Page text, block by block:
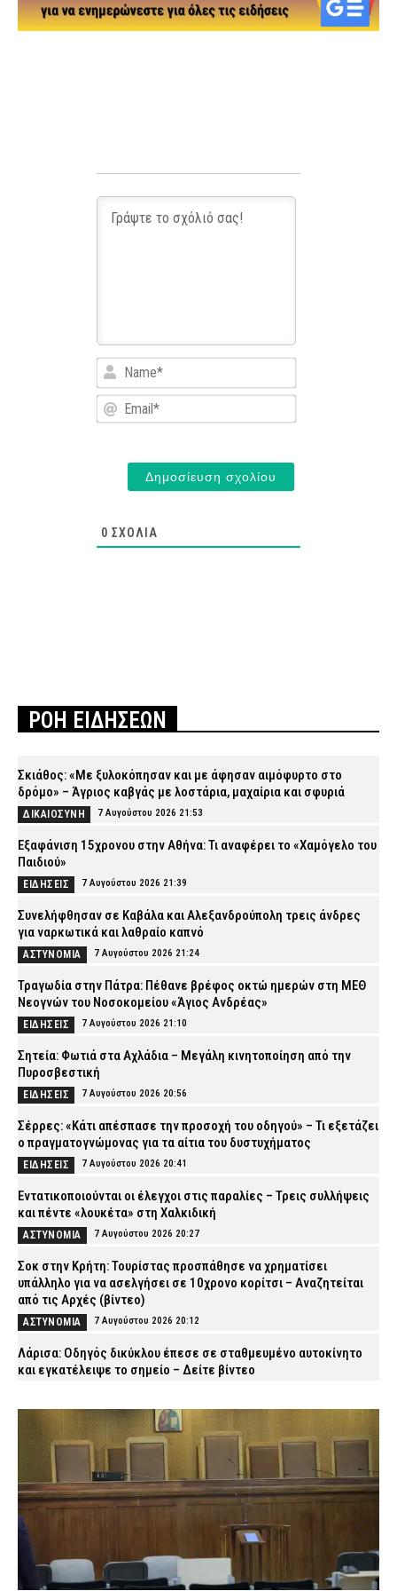
Name*
Email*
0 ΣΧΌΛΙΑ
ΡΟΗ ΕΙΔΗΣΕΩΝ
Σκιάθος: «Με ξυλοκόπησαν και με άφησαν αιμόφυρτο στο
δρόμο» – Άγριος καβγάς με λοστάρια, μαχαίρια και σφυριά
ΔΙΚΑΙΟΣΥΝΗ 7 Αυγούστου 2026 21:53
Εξαφάνιση 15χρονου στην Αθήνα: Τι αναφέρει το «Χαμόγελο του
Παιδιού»
ΕΙΔΗΣΕΙΣ 7 Αυγούστου 2026 21:39
Συνελήφθησαν σε Καβάλα και Αλεξανδρούπολη τρεις άνδρες
για ναρκωτικά και λαθραίο καπνό
ΑΣΤΥΝΟΜΙΑ 7 Αυγούστου 2026 21:24
Τραγωδία στην Πάτρα: Πέθανε βρέφος οκτώ ημερών στη ΜΕΘ
Νεογνών του Νοσοκομείου «Άγιος Ανδρέας»
ΕΙΔΗΣΕΙΣ 7 Αυγούστου 2026 21:10
Σητεία: Φωτιά στα Αχλάδια – Μεγάλη κινητοποίηση από την
Πυροσβεστική
ΕΙΔΗΣΕΙΣ 7 Αυγούστου 2026 20:56
Σέρρες: «Κάτι απέσπασε την προσοχή του οδηγού» – Τι εξετάζει
ο πραγματογνώμονας για τα αίτια του δυστυχήματος
ΕΙΔΗΣΕΙΣ 7 Αυγούστου 2026 20:41
Εντατικοποιούνται οι έλεγχοι στις παραλίες – Τρεις συλλήψεις
και πέντε «λουκέτα» στη Χαλκιδική
ΑΣΤΥΝΟΜΙΑ 7 Αυγούστου 2026 20:27
Σοκ στην Κρήτη: Τουρίστας προσπάθησε να χρηματίσει
υπάλληλο για να ασελγήσει σε 10χρονο κορίτσι – Αναζητείται
από τις Αρχές (βίντεο)
ΑΣΤΥΝΟΜΙΑ 7 Αυγούστου 2026 20:12
Λάρισα: Οδηγός δικύκλου έπεσε σε σταθμευμένο αυτοκίνητο
και εγκατέλειψε το σημείο – Δείτε βίντεο
Εικόνες καταστροφής σε εκκλησάκι στον Σαρωνικό –
Βανδάλισαν ακόμη και το Ιερό
ΕΙΔΗΣΕΙΣ 7 Αυγούστου 2026 19:51
ΠΟΜΑΣ: «Όχι στη συγχώνευση των Μετοχικών Ταμείων των ΕΔ
και των Ειδικών Λογαριασμών Αλληλοβοηθείας»
ΣΩΜΑΤΑ ΑΣΦΑΛΕΙΑΣ 7 Αυγούστου 2026 19:39
Μαρούσι: Συνελήφθη 35χρονος σε προαύλιο σχολείου για
διακίνηση ναρκωτικών (εικόνα)